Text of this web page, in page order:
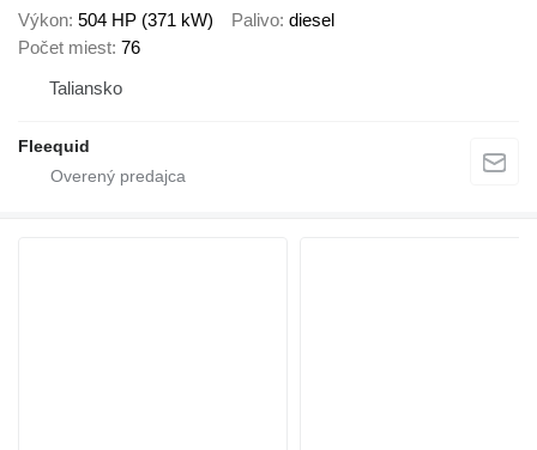
Výkon 504 HP (371 kW) Palivo diesel
Počet miest 76
Taliansko
Fleequid